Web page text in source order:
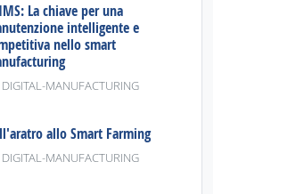
La chiave per una
intelligente e
nello smart
DIGITAL-MANUFACTURING
allo Smart Farming
DIGITAL-MANUFACTURING